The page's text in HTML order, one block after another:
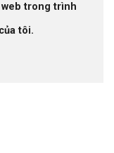
web trong trình
tôi.